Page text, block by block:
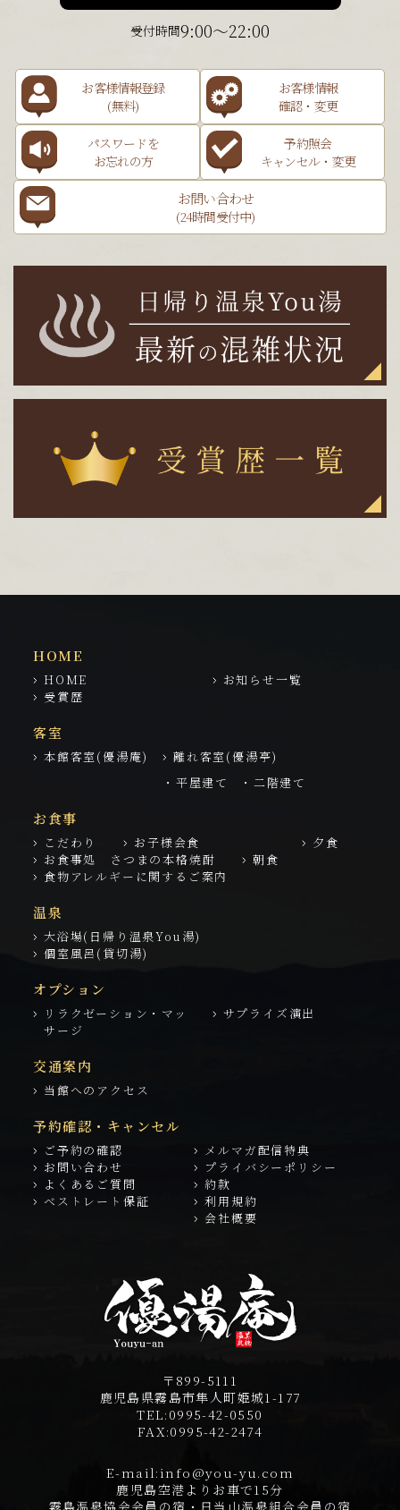
受付時間9:00～22:00
お客様情報登録
(無料)
お客様情報
確認・変更
パスワードを
お忘れの方
予約照会
キャンセル・変更
お問い合わせ
(24時間受付中)
HOME
HOME
お知らせ一覧
受賞歴
客室
本館客室(優湯庵)
離れ客室(優湯亭)
・平屋建て
・二階建て
お食事
こだわり お子様会食
夕食
お食事処 さつまの本格焼酎
朝食
食物アレルギーに関するご案内
温泉
大浴場(日帰り温泉You湯)
個室風呂(貸切湯)
オプション
リラクゼーション・マッ
サージ
サプライズ演出
交通案内
当館へのアクセス
予約確認・キャンセル
ご予約の確認
メルマガ配信特典
お問い合わせ
プライバシーポリシー
よくあるご質問
約款
ベストレート保証
利用規約
会社概要
〒899-5111
鹿児島県霧島市隼人町姫城1-177
TEL: 0995-42-0550
FAX:0995-42-2474
E-mail:info@you-yu.com
鹿児島空港よりお車で15分
霧島温泉協会会員の宿・日当山温泉組合会員の宿